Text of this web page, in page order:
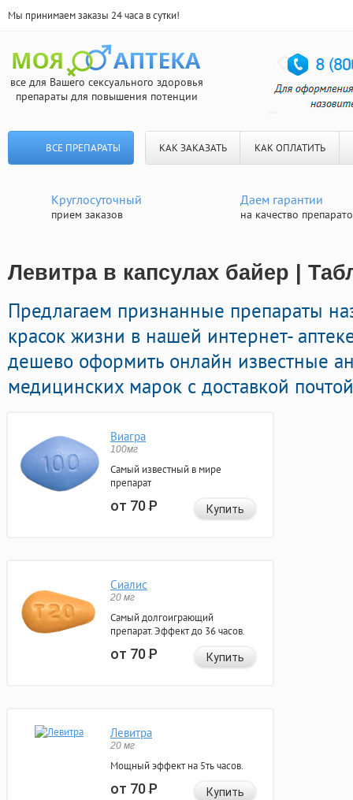
Мы принимаем заказы 24 часа в сутки!
все для Вашего сексуального здоровья
препараты для повышения потенции
ВСЕ ПРЕПАРАТЫ КАК ЗАКАЗАТЬ КАК ОПЛАТИТЬ
Круглосуточный
прием заказов
Даем гарантии
на качество
Левитра в капсулах байер |
Предлагаем признанные препараты
красок жизни в нашей интернет-
дешево оформить онлайн известные
медицинских марок с доставкой
Виагра
100мг
Самый известный в мире
препарат
от 70Р Купить
Сиалис
20 мг
Самый долгоиграющий
препарат. Эффект до 36 часов.
от 70Р Купить
Левитра
20 мг
Мощный эффект на 5ть часов.
от 70Р Купить